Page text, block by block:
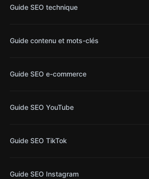
Guide SEO technique
Guide contenu et mots-clés
Guide SEO e-commerce
Guide SEO YouTube
Guide SEO TikTok
Guide SEO Instagram